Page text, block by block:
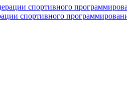
спортивного